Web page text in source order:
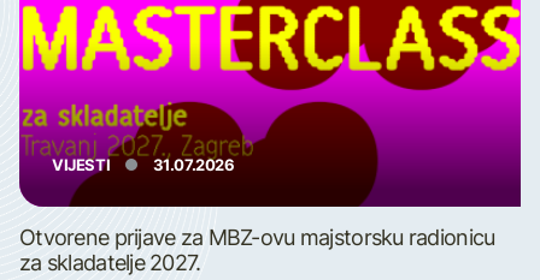
VIJESTI 31.07.2026
Otvorene prijave za MBZ-ovu majstorsku radionicu
za skladatelje 2027.